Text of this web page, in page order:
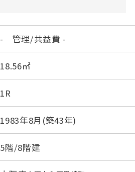
- 管理/共益費 -
18.56㎡
1R
1983年8月(築43年)
5階/8階建